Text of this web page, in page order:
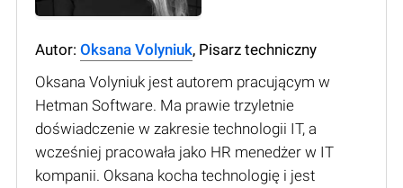
Autor: Oksana Volyniuk, Pisarz techniczny
Oksana Volyniuk jest autorem pracującym w
Hetman Software. Ma prawie trzyletnie
doświadczenie w zakresie technologii IT, a
wcześniej pracowała jako HR menedżer w IT
kompanii. Oksana kocha technologię i jest